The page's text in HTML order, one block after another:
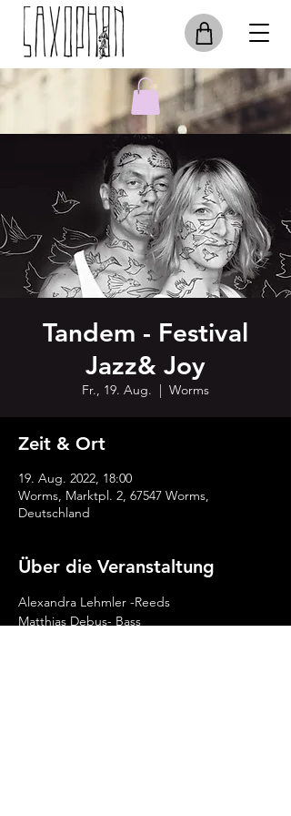
Tandem - Festival
Jazz& Joy
Fr., 19. Aug.
  |
Worms
Zeit & Ort
19. Aug. 2022, 18:00
Worms, Marktpl. 2, 67547 Worms,
Deutschland
Über die Veranstaltung
Alexandra Lehmler -Reeds
Matthias Debus- Bass